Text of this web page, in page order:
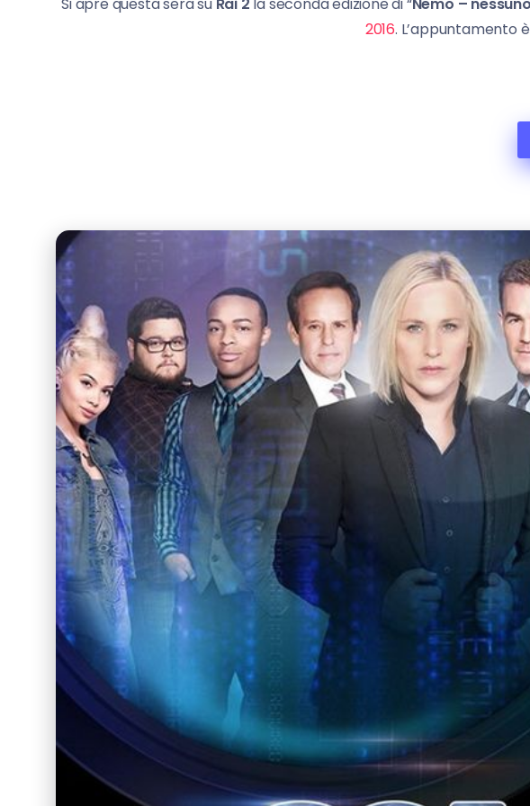
Si apre questa sera su Rai 2 la seconda edizione di “Nemo –
2016. L’appuntamento